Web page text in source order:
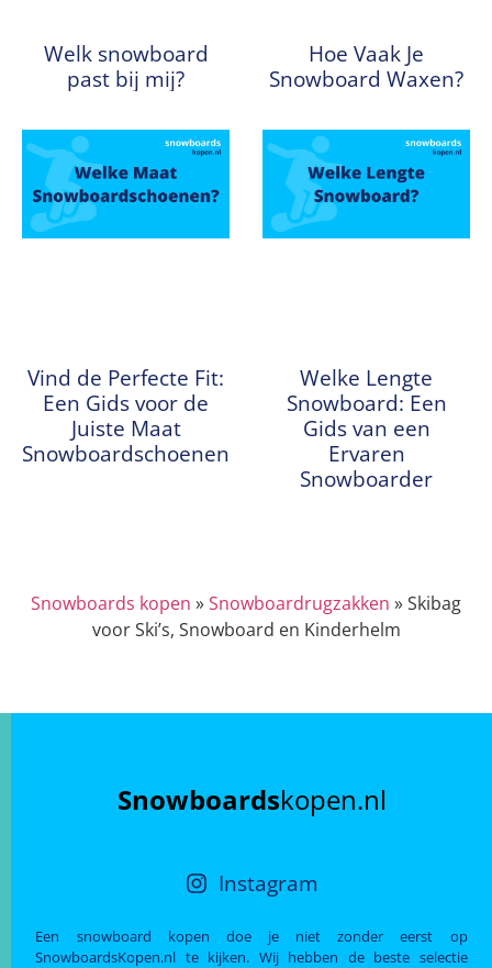
Welk snowboard
past bij mij?
Hoe Vaak Je
Snowboard Waxen?
Vind de Perfecte Fit:
Een Gids voor de
Juiste Maat
Snowboardschoenen
Welke Lengte
Snowboard: Een
Gids van een
Ervaren
Snowboarder
Snowboards kopen »Snowboardrugzakken »Skibag
voor Ski’s, Snowboard en Kinderhelm
Snowboardskopen.nl
Instagram
Een snowboard kopen doe je niet zonder eerst op
SnowboardsKopen.nl te kijken. Wij hebben de beste selectie